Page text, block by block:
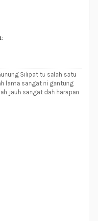
Silipat tu salah satu
lama sangat ni gantung
jauh sangat dah harapan